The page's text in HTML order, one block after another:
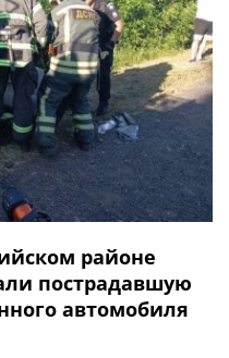
районе
пострадавшую
автомобиля